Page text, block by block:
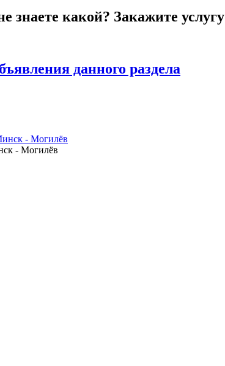
знаете какой? Закажите
данного раздела
- Могилёв